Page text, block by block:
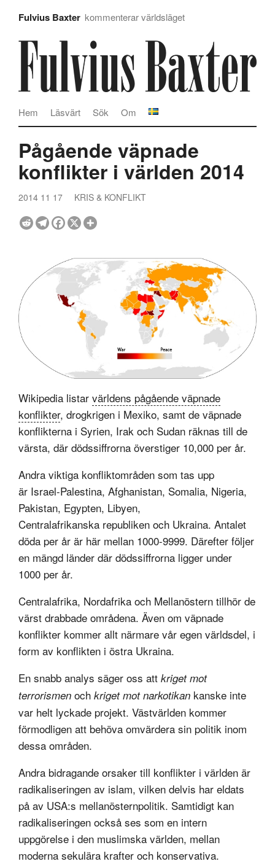
Fulvius Baxter kommenterar världsläget
Om
Sök
Läsvärt
Hem
Pågående väpnade
konflikter i världen 2014
2014 11 17 KRIS & KONFLIKT
Wikipedia listar världens pågående väpnade
konflikter, drogkrigen i Mexiko, samt de väpnade
konflikterna i Syrien, Irak och Sudan räknas till de
värsta, där dödssiffrorna överstiger 10,000 per år.
Andra viktiga konfliktområden som tas upp
är Israel-Palestina, Afghanistan, Somalia, Nigeria,
Pakistan, Egypten, Libyen,
Centralafrikanska republiken och Ukraina. Antalet
döda per år är här mellan 1000-9999. Därefter följer
en mängd länder där dödssiffrorna ligger under
1000 per år.
Centralafrika, Nordafrika och Mellanöstern tillhör de
värst drabbade områdena. Även om väpnade
konflikter kommer allt närmare vår egen världsdel, i
form av konflikten i östra Ukraina.
En snabb analys säger oss att kriget mot
terrorismen och kriget mot narkotikan kanske inte
var helt lyckade projekt. Västvärlden kommer
förmodligen att behöva omvärdera sin politik inom
dessa områden.
Andra bidragande orsaker till konflikter i världen är
radikaliseringen av islam, vilken delvis har eldats
på av USA:s mellanösternpolitik. Samtidigt kan
radikaliseringen också ses som en intern
uppgörelse i den muslimska världen, mellan
moderna sekulära krafter och konservativa.